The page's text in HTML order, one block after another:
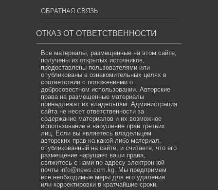
ОБРАТНАЯ СВЯЗЬ
ОТКАЗ ОТ ОТВЕТСТВЕННОСТИ
Все материалы, размещенные на этом сайте,
получены из открытых источников,
предоставлены пользователями или
опубликованы в ознакомительных целях в
соответствии с положениями о
добросовестном использовании. Авторские
права на размещенные материалы
принадлежат их владельцам. Администрация
сайта не несет ответственности за
содержание материалов и их возможное
использование в нарушение прав третьих
лиц. Если вы являетесь владельцем
авторских прав на какой-либо материал,
опубликованный на сайте, и считаете, что его
размещение нарушает ваши права,
свяжитесь с нами по адресу электронной
почты info@news.com.kg . Мы предпримем
все необходимые меры для его удаления
или корректировки в кратчайшие сроки.